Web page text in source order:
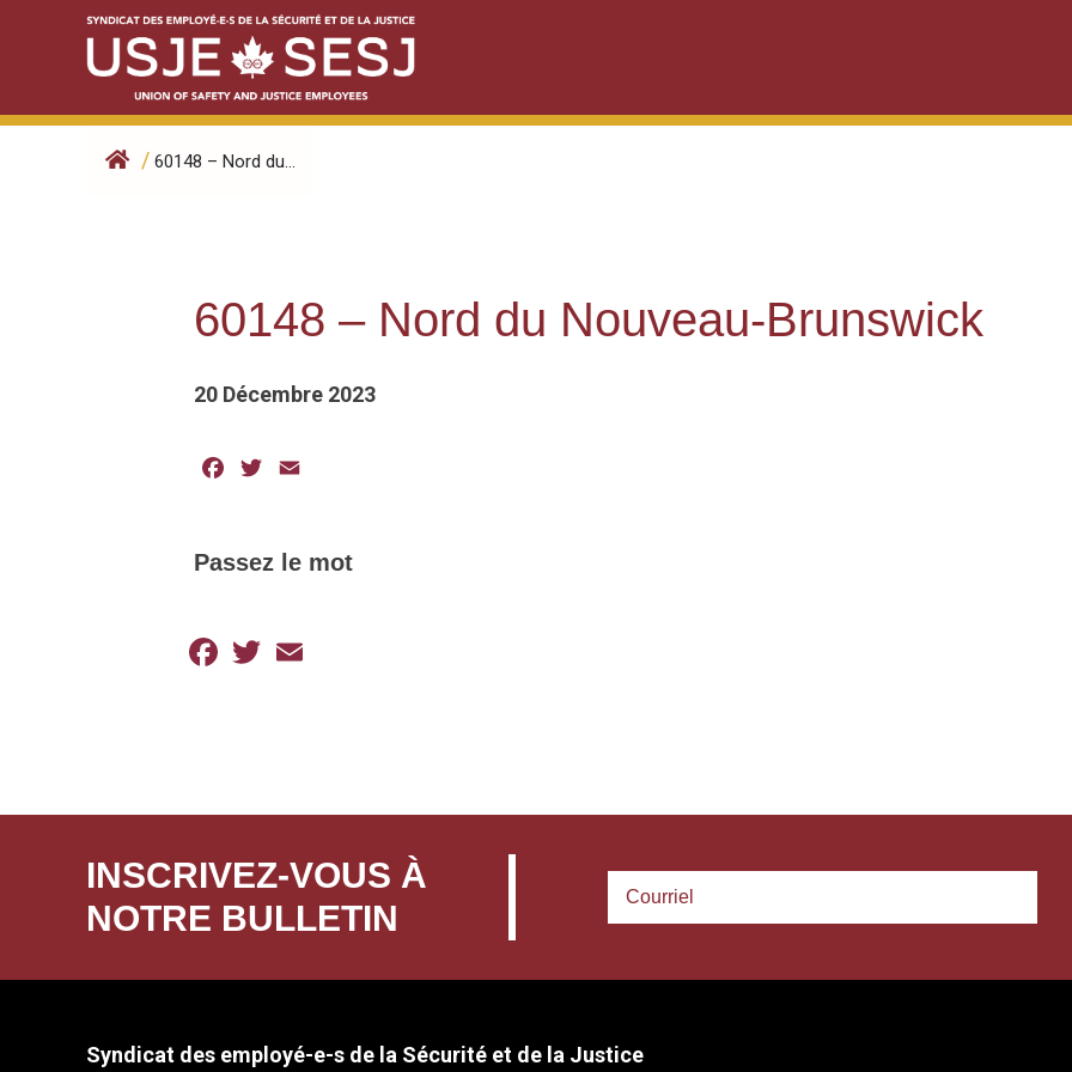
/ 60148 – Nord du...
60148 – Nord du Nouveau-Brunswick
20 Décembre 2023
Facebook
Twitter
Passez le mot
Facebook
Twitter
INSCRIVEZ-VOUS À
NOTRE BULLETIN
Syndicat des employé-e-s de la Sécurité et de la Justice